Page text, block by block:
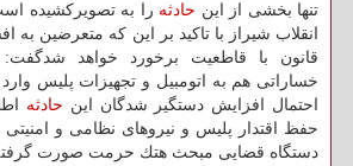
تنها بخشی از این حادثه را به تصویركشیده
انقلاب شیراز با تاكید بر این كه متعرضین
قانون با قاطعیت برخورد خواهد
خساراتی هم به اتومبیل و تجهیزات پلیس وارد
احتمال افزایش دستگیر شدگان این حادثه
حفظ اقتدار پلیس و نیروهای نظامی و
دستگاه قضایی مبحث هتك حرمت صورت